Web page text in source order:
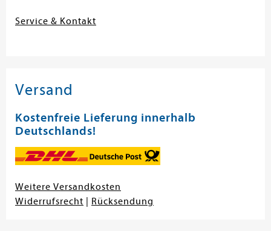
Service & Kontakt
Versand
Kostenfreie Lieferung innerhalb
Deutschlands!
Weitere Versandkosten
Widerrufsrecht
Rücksendung